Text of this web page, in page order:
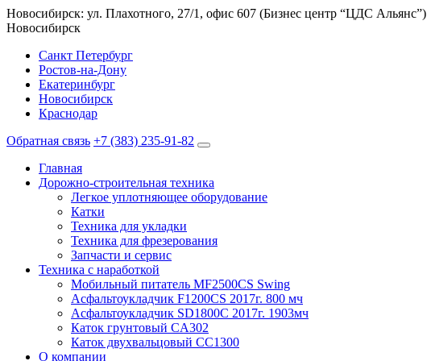
Новосибирск: ул. Плахотного, 27/1, офис 607 (Бизнес центр “ЦДС Альянс”)
Новосибирск
Санкт Петербург
Ростов-на-Дону
Екатеринбург
Новосибирск
Краснодар
Обратная связь +7 (383) 235-91-82
Главная
Дорожно-строительная техника
Легкое уплотняющее оборудование
Катки
Техника для укладки
Техника для фрезерования
Запчасти и сервис
Техника с наработкой
Мобильный питатель MF2500CS Swing
Асфальтоукладчик F1200CS 2017г. 800 мч
Асфальтоукладчик SD1800C 2017г. 1903мч
Каток грунтовый CA302
Каток двухвальцовый CC1300
О компании